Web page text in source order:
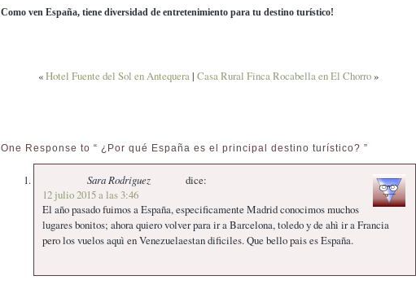
Como ven España, tiene diversidad de entretenimiento para tu destino turístico!
«Hotel Fuente del Sol en Antequera| Casa Rural Finca Rocabella en El Chorro»
One Response to “ ¿Por qué España es el principal destino turístico? ”
Sara Rodriguez
dice:
12 julio 2015 a las 3:46
El año pasado fuimos a España, especificamente Madrid conocimos muchos
lugares bonitos; ahora quiero volver para ir a Barcelona, toledo y de ahì ir a Francia
pero los vuelos aquì en Venezuelaestan dificiles. Que bello pais es España.